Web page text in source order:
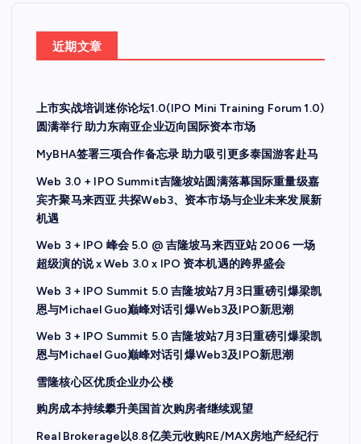
近期文章
上市实战培训迷你论坛1.0(IPO Mini Training Forum 1.0)
圆满举行 助力东南亚企业迈向国际资本市场
MyBHA签署三项合作备忘录 助力吸引更多泰国游客赴马
Web 3.0 + IPO Summit吉隆坡站圆满落幕国际重量级嘉
宾齐聚马来西亚 共探Web3、资本市场与企业未来发展新
机遇
Web 3 + IPO 峰会 5.0 @ 吉隆坡马来西亚站 2006 一场
超级演的说 x Web 3.0 x IPO 资本机遇的跨界盛会
Web 3 + IPO Summit 5.0 吉隆坡站7月3日重磅引爆梁凯
恩与Michael Guo巅峰对话引爆Web3及IPO新思潮
Web 3 + IPO Summit 5.0 吉隆坡站7月3日重磅引爆梁凯
恩与Michael Guo巅峰对话引爆Web3及IPO新思潮
雪隆核心区优质企业办公楼
购房成本持续攀升美国首次购房者继续观望
Real Brokerage以8.8亿美元收购RE/MAX房地产经纪行